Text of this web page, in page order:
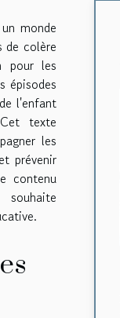
monde
de colère
pour les
épisodes
l'enfant
texte
les
prévenir
contenu
souhaite